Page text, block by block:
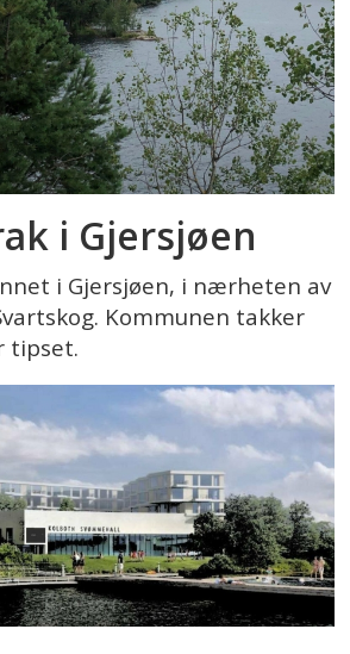
i Gjersjøen
i Gjersjøen, i nærheten av
Kommunen takker
tipset.